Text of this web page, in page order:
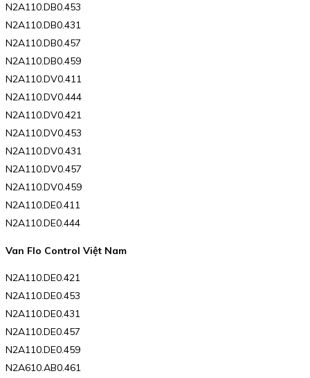
N2A110.DB0.453
N2A110.DB0.431
N2A110.DB0.457
N2A110.DB0.459
N2A110.DV0.411
N2A110.DV0.444
N2A110.DV0.421
N2A110.DV0.453
N2A110.DV0.431
N2A110.DV0.457
N2A110.DV0.459
N2A110.DE0.411
N2A110.DE0.444
Van Flo Control Việt Nam
N2A110.DE0.421
N2A110.DE0.453
N2A110.DE0.431
N2A110.DE0.457
N2A110.DE0.459
N2A610.AB0.461